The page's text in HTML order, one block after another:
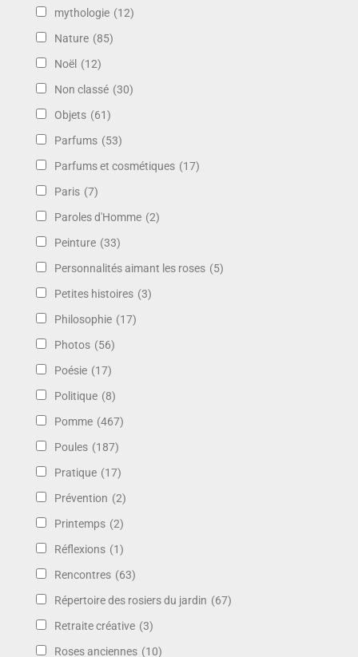
mythologie (12)
Nature (85)
Noël (12)
Non classé (30)
Objets (61)
Parfums (53)
Parfums et cosmétiques (17)
Paris (7)
Paroles d'Homme (2)
Peinture (33)
Personnalités aimant les roses (5)
Petites histoires (3)
Philosophie (17)
Photos (56)
Poésie (17)
Politique (8)
Pomme (467)
Poules (187)
Pratique (17)
Prévention (2)
Printemps (2)
Réflexions (1)
Rencontres (63)
Répertoire des rosiers du jardin (67)
Retraite créative (3)
Roses anciennes (10)